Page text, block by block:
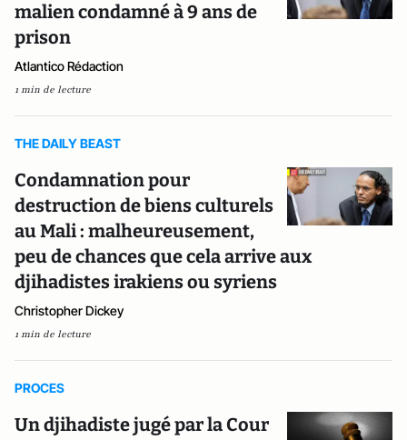
malien condamné à 9 ans de
prison
Atlantico Rédaction
1 min de lecture
THE DAILY BEAST
Condamnation pour
destruction de biens culturels
au Mali : malheureusement,
peu de chances que cela arrive aux
djihadistes irakiens ou syriens
Christopher Dickey
1 min de lecture
PROCES
Un djihadiste jugé par la Cour